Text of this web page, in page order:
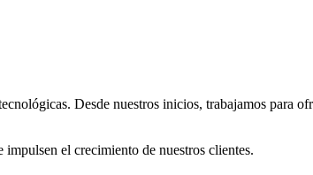
Desde nuestros inicios, trabajamos para
el crecimiento de nuestros clientes.